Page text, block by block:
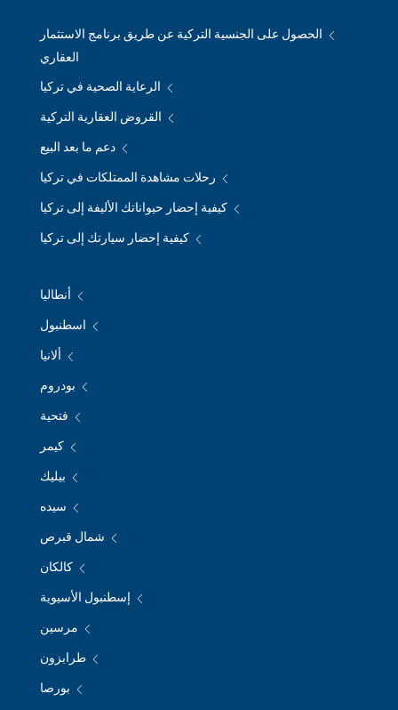
الحصول على الجنسية التركية عن طريق برنامج الاستثمار
العقاري
الرعاية الصحية في تركيا
القروض العقارية التركية
دعم ما بعد البيع
رحلات مشاهدة الممتلكات في تركيا
كيفية إحضار حيواناتك الأليفة إلى تركيا
كيفية إحضار سيارتك إلى تركيا
أنطاليا
اسطنبول
ألانيا
بودروم
فتحية
كيمر
بيليك
سيده
شمال قبرص
كالكان
إسطنبول الأسيوية
مرسين
طرابزون
بورصا